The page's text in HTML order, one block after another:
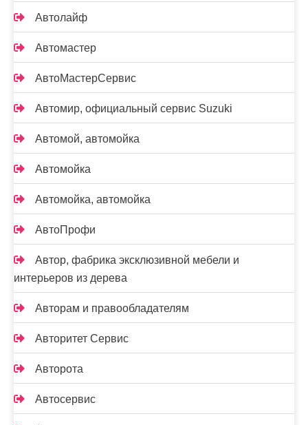
Автолайф
Автомастер
АвтоМастерСервис
Автомир, официальный сервис Suzuki
Автомой, автомойка
Автомойка
Автомойка, автомойка
АвтоПрофи
Автор, фабрика эксклюзивной мебели и
интерьеров из дерева
Авторам и правообладателям
Авторитет Сервис
Авторота
Автосервис